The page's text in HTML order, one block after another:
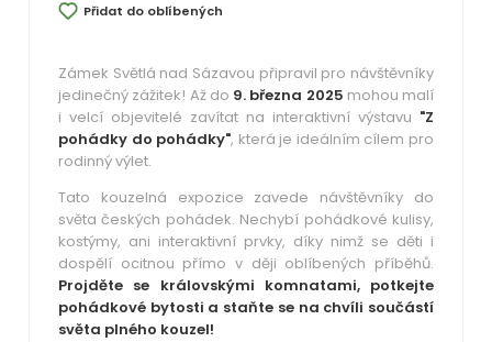
Přidat do oblíbených
Zámek Světlá nad Sázavou připravil pro návštěvníky
jedinečný zážitek! Až do 9. března 2025 mohou malí
i velcí objevitelé zavítat na interaktivní výstavu "Z
pohádky do pohádky", která je ideálním cílem pro
rodinný výlet.
Tato kouzelná expozice zavede návštěvníky do
světa českých pohádek. Nechybí pohádkové kulisy,
kostýmy, ani interaktivní prvky, díky nimž se děti i
dospělí ocitnou přímo v ději oblíbených příběhů.
Projděte se královskými komnatami, potkejte
pohádkové bytosti a staňte se na chvíli součástí
světa plného kouzel!